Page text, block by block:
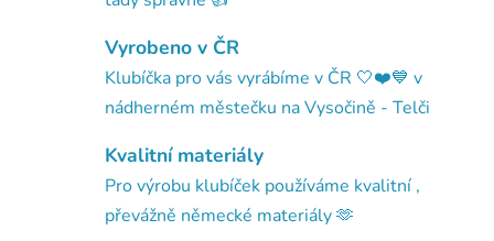
r
v
k
v
ý
p
i
Vyrobeno v ČR
Klubíčka pro vás vyrábíme v ČR 🤍❤️💙 v
nádherném městečku na Vysočině - Telči
Kvalitní materiály
Pro výrobu klubíček používáme kvalitní ,
převážně německé materiály 🫶